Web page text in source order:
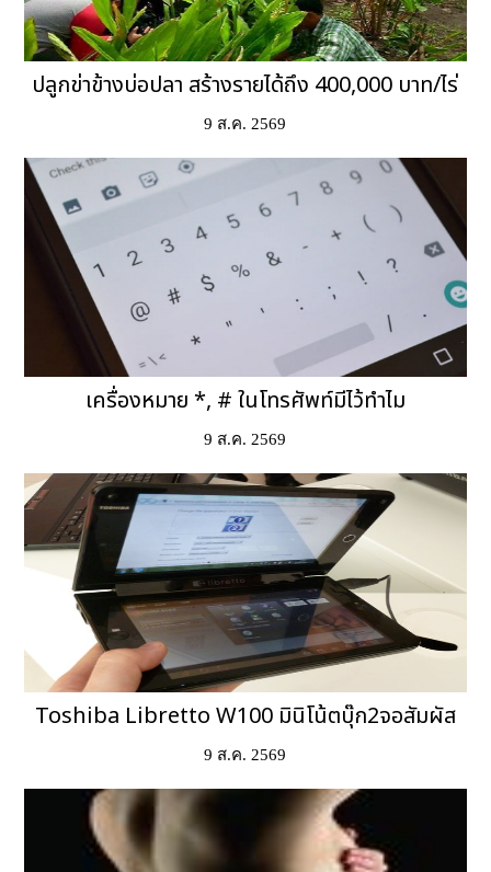
ปลูกข่าข้างบ่อปลา สร้างรายได้ถึง 400,000 บาท/ไร่
9 ส.ค. 2569
เครื่องหมาย *, # ในโทรศัพท์มีไว้ทำไม
9 ส.ค. 2569
Toshiba Libretto W100 มินิโน้ตบุ๊ก2จอสัมผัส
9 ส.ค. 2569